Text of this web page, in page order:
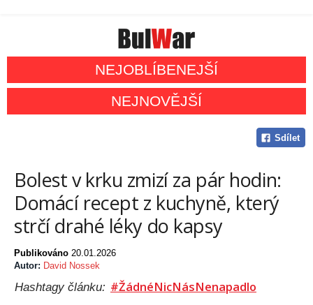
NEJOBLÍBENEJŠÍ
NEJNOVĚJŠÍ
Sdílet
Bolest v krku zmizí za pár hodin:
Domácí recept z kuchyně, který
strčí drahé léky do kapsy
Publikováno 20.01.2026
Autor: David Nossek
Hashtagy článku: #ŽádnéNicNásNenapadlo